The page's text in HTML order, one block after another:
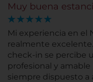
Muy buena
Mi experiencia en el
realmente
check-in se percibe
profesional y
siempre dispuesto a